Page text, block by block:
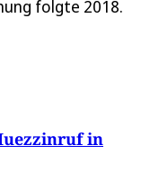
folgte 2018.
in